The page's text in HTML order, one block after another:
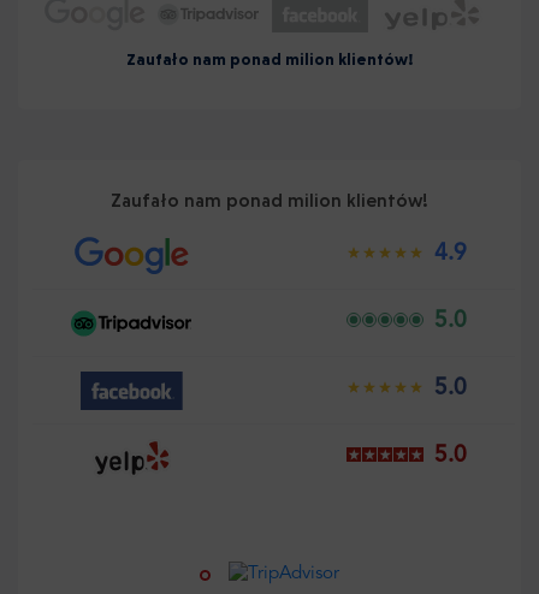
Zaufało nam ponad milion klientów!
Zaufało nam ponad milion klientów!
4.9
5.0
5.0
5.0